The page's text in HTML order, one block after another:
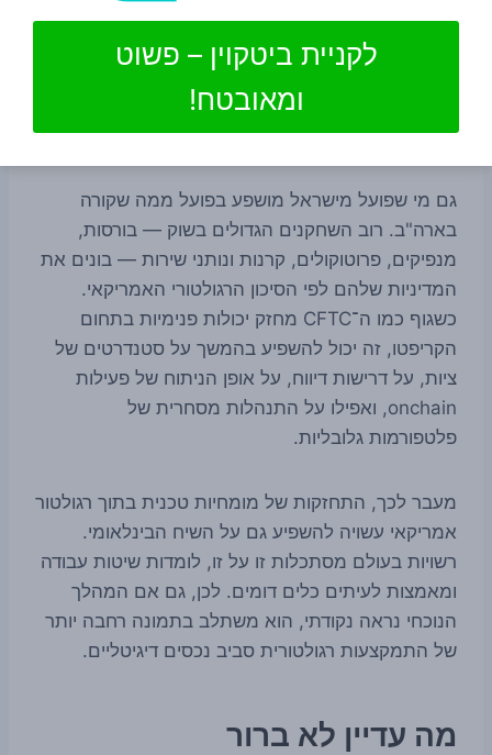
להישען על מדיניות, חקיקה או צעדים פומביים נוספים.
למה זה חשוב לקוראי קריפטו
גם מי שפועל מישראל מושפע בפועל ממה שקורה
בארה"ב. רוב השחקנים הגדולים בשוק — בורסות,
מנפיקים, פרוטוקולים, קרנות ונותני שירות — בונים את
המדיניות שלהם לפי הסיכון הרגולטורי האמריקאי.
כשגוף כמו ה־CFTC מחזק יכולות פנימיות בתחום
הקריפטו, זה יכול להשפיע בהמשך על סטנדרטים של
ציות, על דרישות דיווח, על אופן הניתוח של פעילות
onchain, ואפילו על התנהלות מסחרית של
פלטפורמות גלובליות.
מעבר לכך, התחזקות של מומחיות טכנית בתוך רגולטור
אמריקאי עשויה להשפיע גם על השיח הבינלאומי.
רשויות בעולם מסתכלות זו על זו, לומדות שיטות עבודה
ומאמצות לעיתים כלים דומים. לכן, גם אם המהלך
הנוכחי נראה נקודתי, הוא משתלב בתמונה רחבה יותר
של התמקצעות רגולטורית סביב נכסים דיגיטליים.
מה עדיין לא ברור
לקניית ביטקוין – פשוט
ומאובטח!